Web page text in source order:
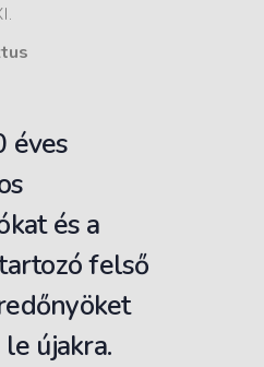
éves
és a
felső
újakra.